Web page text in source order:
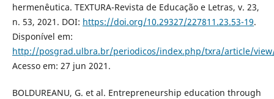
hermenêutica. TEXTURA-Revista de Educação e Letras, v. 23,
n. 53, 2021. DOI: https://doi.org/10.29327/227811.23.53-19.
Disponível em:
http://posgrad.ulbra.br/periodicos/index.php/txra/article/
Acesso em: 27 jun 2021.
BOLDUREANU, G. et al. Entrepreneurship education through